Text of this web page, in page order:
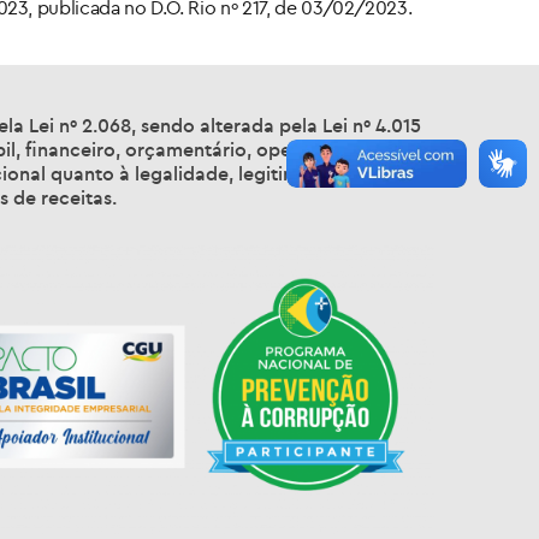
publicada no D.O. Rio nº 217, de 03/02/2023.
Lei nº 2.068, sendo alterada pela Lei nº 4.015
financeiro, orçamentário, operacional e
quanto à legalidade, legitimidade,
de receitas.